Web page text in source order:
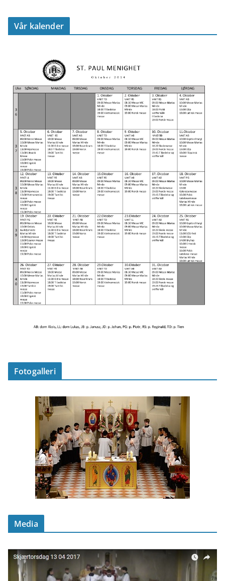
Vår kalender
Fotogalleri
Media